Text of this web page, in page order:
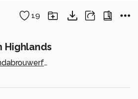
19
Highlands
Jolandabrouwerfotografie